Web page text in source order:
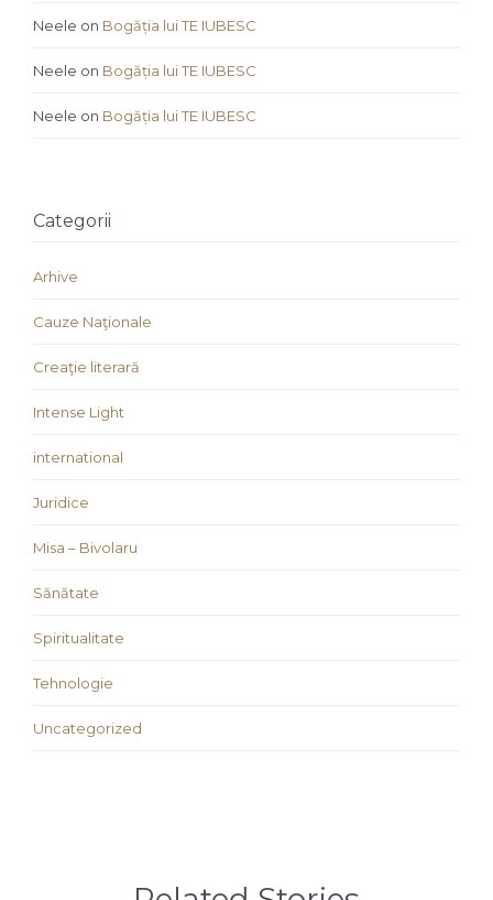
Neele on Bogăția lui TE IUBESC
Neele on Bogăția lui TE IUBESC
Neele on Bogăția lui TE IUBESC
Categorii
Arhive
Cauze Naţionale
Creaţie literară
Intense Light
international
Juridice
Misa – Bivolaru
Sănătate
Spiritualitate
Tehnologie
Uncategorized